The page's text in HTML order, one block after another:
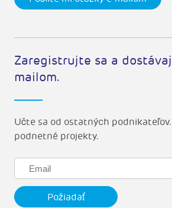
Zaregistrujte sa a
mailom.
Učte sa od ostatných
podnetné projekty.